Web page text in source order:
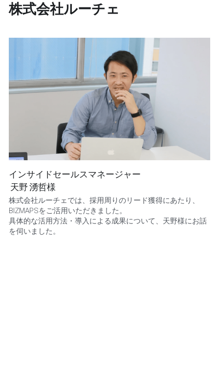
株式会社ルーチェ
インサイドセールスマネージャー
天野 湧哲様
株式会社ルーチェでは、採用周りのリード獲得にあたり、
BIZMAPSをご活用いただきました。
具体的な活用方法・導入による成果について、天野様にお話
を伺いました。